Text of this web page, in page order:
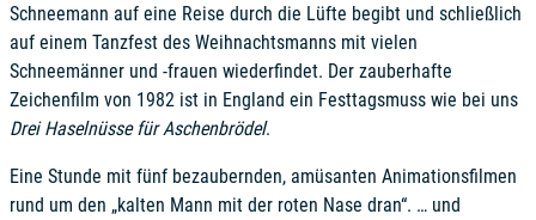
Schneemann auf eine Reise durch die Lüfte begibt und schließlich
auf einem Tanzfest des Weihnachtsmanns mit vielen
Schneemänner und -frauen wiederfindet. Der zauberhafte
Zeichenfilm von 1982 ist in England ein Festtagsmuss wie bei uns
Drei Haselnüsse für Aschenbrödel.
Eine Stunde mit fünf bezaubernden, amüsanten Animationsfilmen
rund um den „kalten Mann mit der roten Nase dran“. … und